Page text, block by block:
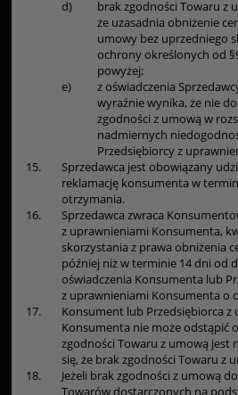
d)
brak zgodności Towaru z
że uzasadnia obniżenie
umowy bez uprzedniego
ochrony określonych od
powyżej;
e)
z oświadczenia
wyraźnie wynika, że nie
zgodności z umową w
nadmiernych
Przedsiębiorcy z
15.
Sprzedawca jest obowiązany
reklamację konsumenta w
otrzymania.
16.
Sprzedawca zwraca
z uprawnieniami Konsumenta,
skorzystania z prawa obniżenia
później niż w terminie 14 dni od
oświadczenia Konsumenta lub
z uprawnieniami Konsumenta o
17.
Konsument lub Przedsiębiorca z
Konsumenta nie może odstąpić
zgodności Towaru z umową jest
się, że brak zgodności Towaru z
18.
Jeżeli brak zgodności z umową
Towarów dostarczonych na